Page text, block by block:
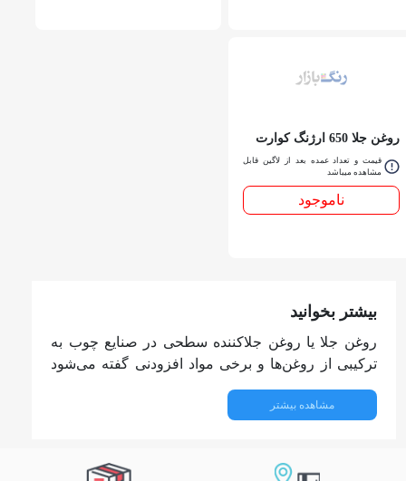
روغن جلا 650 ارژنگ كوارت
قیمت و تعداد عمده بعد از لاگین قابل
مشاهده میباشد
ناموجود
بیشتر بخوانید
روغن جلا یا روغن جلاکننده سطحی در صنایع چوب به
ترکیبی از روغن‌ها و برخی مواد افزودنی گفته می‌شود
می‌شود تا:
سطح را در برابر رطوبت، گرد و غبار و خراش‌های
مشاهده بیشتر